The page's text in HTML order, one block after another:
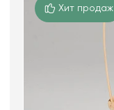
Хит продаж